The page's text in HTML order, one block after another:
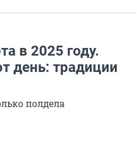
в 2025 году.
день: традиции
полдела